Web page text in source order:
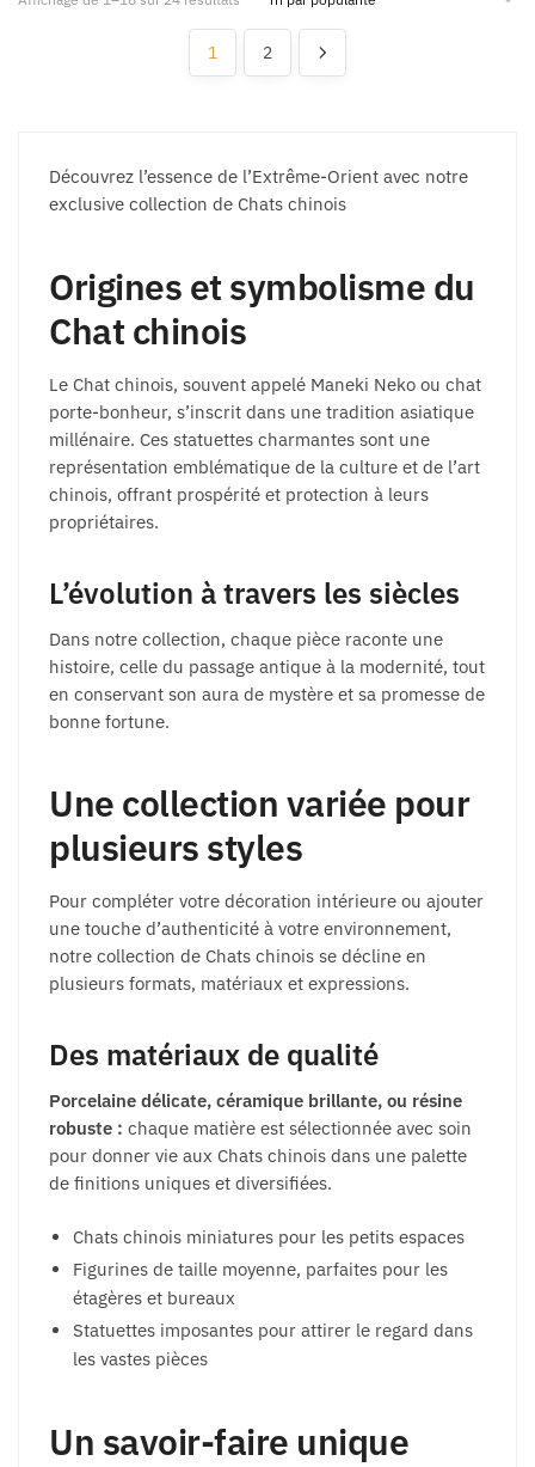
1 2
Découvrez l’essence de l’Extrême-Orient avec notre
exclusive collection de Chats chinois
Origines et symbolisme du
Chat chinois
Le Chat chinois, souvent appelé Maneki Neko ou chat
porte-bonheur, s’inscrit dans une tradition asiatique
millénaire. Ces statuettes charmantes sont une
représentation emblématique de la culture et de l’art
chinois, offrant prospérité et protection à leurs
propriétaires.
L’évolution à travers les siècles
Dans notre collection, chaque pièce raconte une
histoire, celle du passage antique à la modernité, tout
en conservant son aura de mystère et sa promesse de
bonne fortune.
Une collection variée pour
plusieurs styles
Pour compléter votre décoration intérieure ou ajouter
une touche d’authenticité à votre environnement,
notre collection de Chats chinois se décline en
plusieurs formats, matériaux et expressions.
Des matériaux de qualité
Porcelaine délicate, céramique brillante, ou résine
robuste : chaque matière est sélectionnée avec soin
pour donner vie aux Chats chinois dans une palette
de finitions uniques et diversifiées.
Chats chinois miniatures pour les petits espaces
Figurines de taille moyenne, parfaites pour les
étagères et bureaux
Statuettes imposantes pour attirer le regard dans
les vastes pièces
Un savoir-faire unique